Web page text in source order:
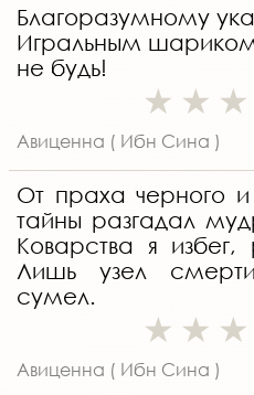
Благоразумному
Игральным
не будь!
Авиценна ( Ибн Сина )
От праха черного
тайны разгадал
Коварства я избег,
Лишь узел
сумел.
Авиценна ( Ибн Сина )